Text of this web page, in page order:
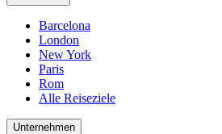
Barcelona
London
New York
Paris
Rom
Alle Reiseziele
Unternehmen